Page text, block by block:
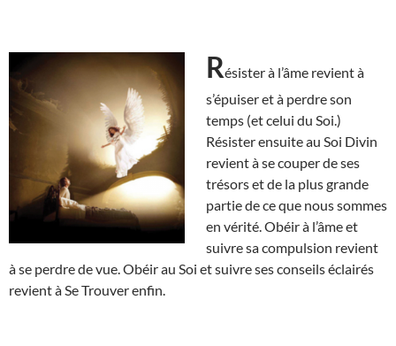
Résister à l’âme revient à
s’épuiser et à perdre son
temps (et celui du Soi.)
Résister ensuite au Soi Divin
revient à se couper de ses
trésors et de la plus grande
partie de ce que nous sommes
en vérité. Obéir à l’âme et
suivre sa compulsion revient
à se perdre de vue. Obéir au Soi et suivre ses conseils éclairés
revient à Se Trouver enfin.